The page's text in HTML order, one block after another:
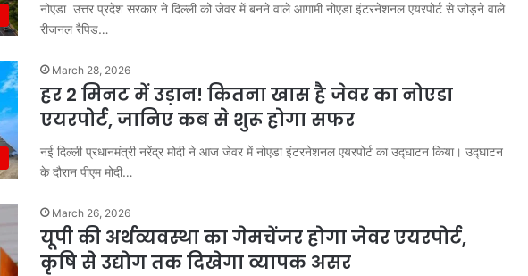
नोएडा उत्तर प्रदेश सरकार ने दिल्ली को जेवर में बनने वाले आगामी नोएडा इंटरनेशनल एयरपोर्ट से जोड़ने वाले
रीजनल रैपिड…
March 28, 2026
हर 2 मिनट में उड़ान! कितना खास है जेवर का नोएडा
एयरपोर्ट, जानिए कब से शुरू होगा सफर
नई दिल्ली प्रधानमंत्री नरेंद्र मोदी ने आज जेवर में नोएडा इंटरनेशनल एयरपोर्ट का उद्घाटन किया। उद्घाटन
के दौरान पीएम मोदी…
March 26, 2026
यूपी की अर्थव्यवस्था का गेमचेंजर होगा जेवर एयरपोर्ट,
कृषि से उद्योग तक दिखेगा व्यापक असर